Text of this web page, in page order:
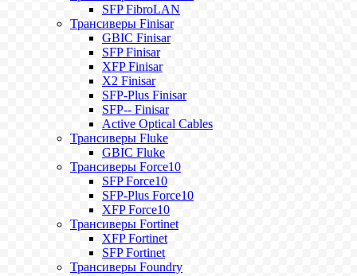
SFP FibroLAN
Трансиверы Finisar
GBIC Finisar
SFP Finisar
XFP Finisar
X2 Finisar
SFP-Plus Finisar
SFP-- Finisar
Active Optical Cables
Трансиверы Fluke
GBIC Fluke
Трансиверы Force10
SFP Force10
SFP-Plus Force10
XFP Force10
Трансиверы Fortinet
XFP Fortinet
SFP Fortinet
Трансиверы Foundry